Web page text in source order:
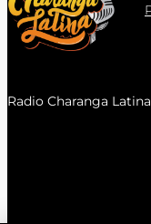
Radio Charanga